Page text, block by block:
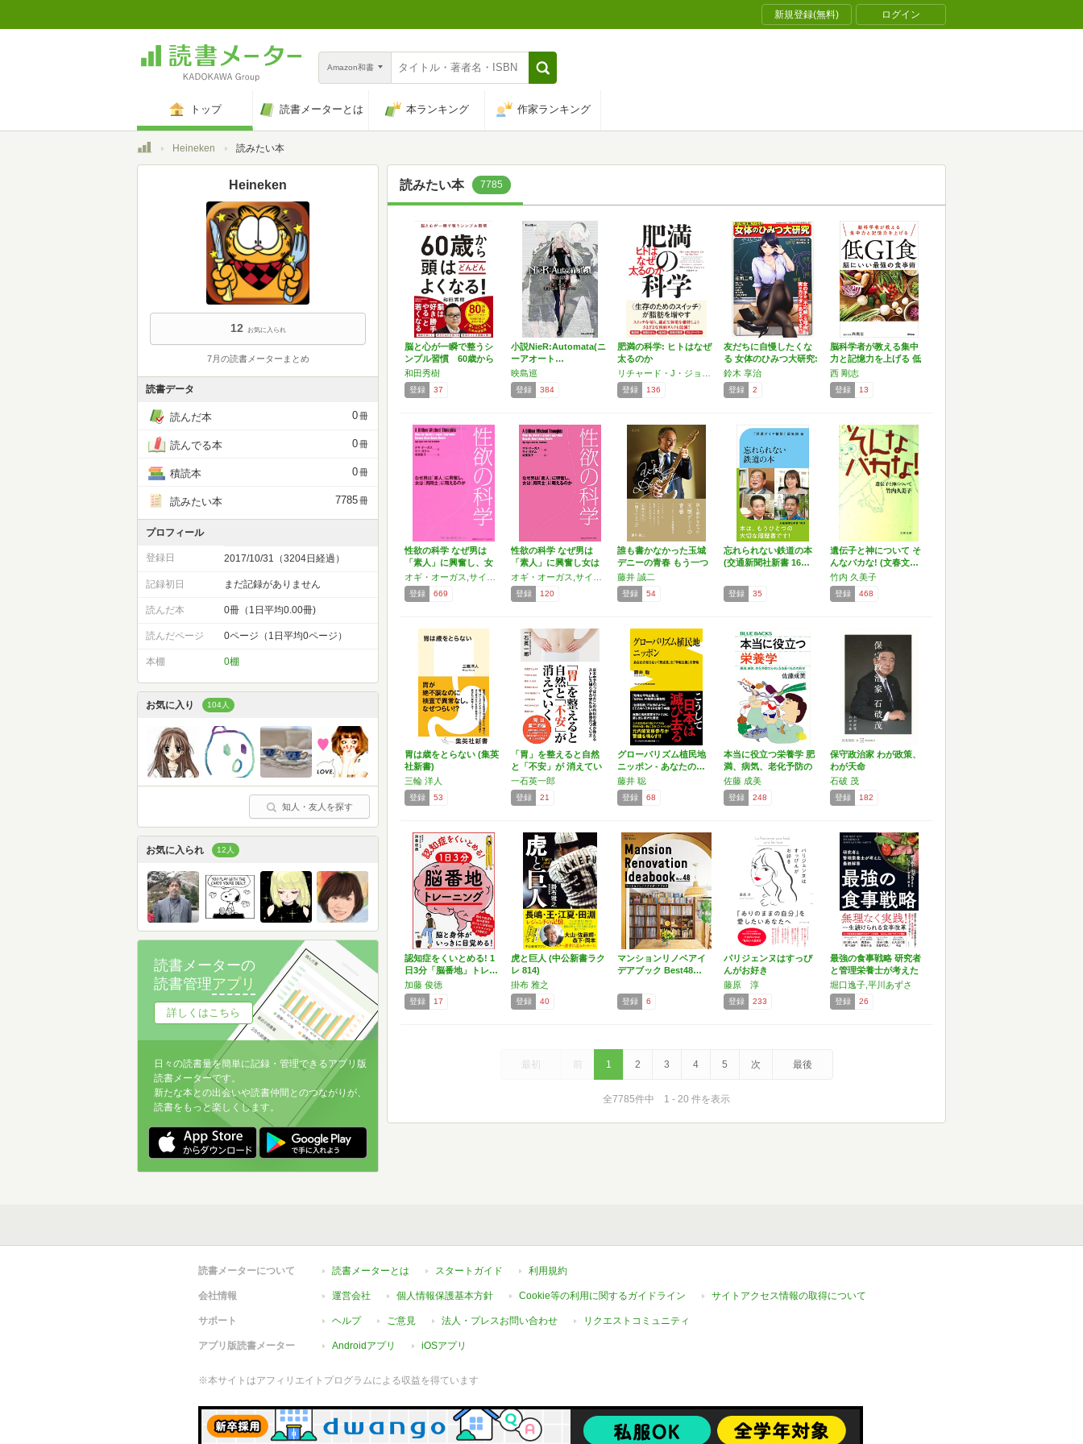
新規登録(無料) ログイン
Amazon和書
トップ 読書メーターとは 本ランキング 作家ランキング
トップHeineken 読みたい本
読みたい本 7785
脳と心が一瞬で整うシ
ンプル習慣 60歳から
頭…
和田秀樹
登録 37
小説NieR:Automata(ニ
ーアオート…
映島巡
登録 384
肥満の科学: ヒトはなぜ
太るのか
登録 136
友だちに自慢したくな
る 女体のひみつ大研究:
…
鈴木 享治
登録 2
脳科学者が教える集中
力と記憶力を上げる 低
G…
西 剛志
登録 13
性欲の科学 なぜ男は
「素人」に興奮し、女
は「…
登録 669
性欲の科学 なぜ男は
「素人」に興奮し女は
「男…
登録 120
誰も書かなかった玉城
デニーの青春 もう一つ
の…
藤井 誠二
登録 54
忘れられない鉄道の本
(交通新聞社新書 16…
登録 35
遺伝子と神について そ
んなバカな! (文春文…
竹内 久美子
登録 468
胃は歳をとらない (集英
社新書)
三輪 洋人
登録 53
「胃」を整えると自然
と「不安」が 消えてい
く…
一石英一郎
登録 21
グローバリズム植民地
ニッポン - あなたの…
藤井 聡
登録 68
本当に役立つ栄養学 肥
満、病気、老化予防の
カ…
佐藤 成美
登録 248
保守政治家 わが政策、
わが天命
石破 茂
登録 182
認知症をくいとめる! 1
日3分「脳番地」トレ…
加藤 俊徳
登録 17
虎と巨人 (中公新書ラク
レ 814)
掛布 雅之
登録 40
マンションリノベアイ
デアブック Best48…
登録 6
パリジェンヌはすっぴ
んがお好き
藤原 淳
登録 233
最強の食事戦略 研究者
と管理栄養士が考えた
最…
堀口逸子,平川あずさ
登録 26
最初 前 1 2 3 4 5 次 最後
全7785件中 1 - 20 件を表示
Heineken
12 お気に入られ
7月の読書メーターまとめ
読書データ
読んだ本 0冊
読んでる本 0冊
積読本 0冊
読みたい本 7785冊
プロフィール
登録日 2017/10/31（3204日経過）
記録初日 まだ記録がありません
読んだ本 0冊（1日平均0.00冊)
読んだページ 0ページ（1日平均0ページ）
本棚 0棚
お気に入り 104人
知人・友人を探す
お気に入られ 12人
読書メーターの
読書管理アプリ
詳しくはこちら
日々の読書量を簡単に記録・管理できるアプリ版
読書メーターです。
新たな本との出会いや読書仲間とのつながりが、
読書をもっと楽しくします。
読書メーターについて 読書メーターとは スタートガイド 利用規約
会社情報 運営会社 個人情報保護基本方針 Cookie等の利用に関するガイドライン サイトアクセス情報の取得について
サポート ヘルプ ご意見 法人・プレスお問い合わせ リクエストコミュニティ
アプリ版読書メーター Androidアプリ iOSアプリ
※本サイトはアフィリエイトプログラムによる収益を得ています